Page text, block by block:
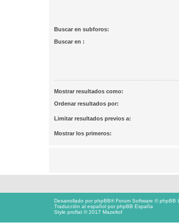
Buscar en subforos:
Buscar en :
Mostrar resultados como:
Ordenar resultados por:
Limitar resultados previos a:
Mostrar los primeros:
Desarrollado porphpBB® Forum Software © phpBB
Traducción al español porphpBB España
Style proflat © 2017 Mazeltof